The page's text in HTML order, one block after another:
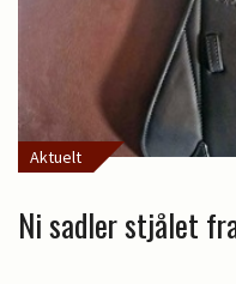
Aktuelt
Ni sadler stjålet